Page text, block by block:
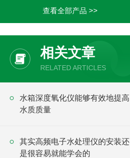
查看全部产品 >>
相关文章
RELATED ARTICLES
水箱深度氧化仪能够有效地提高
水质质量
其实高频电子水处理仪的安装还
是很容易就能学会的